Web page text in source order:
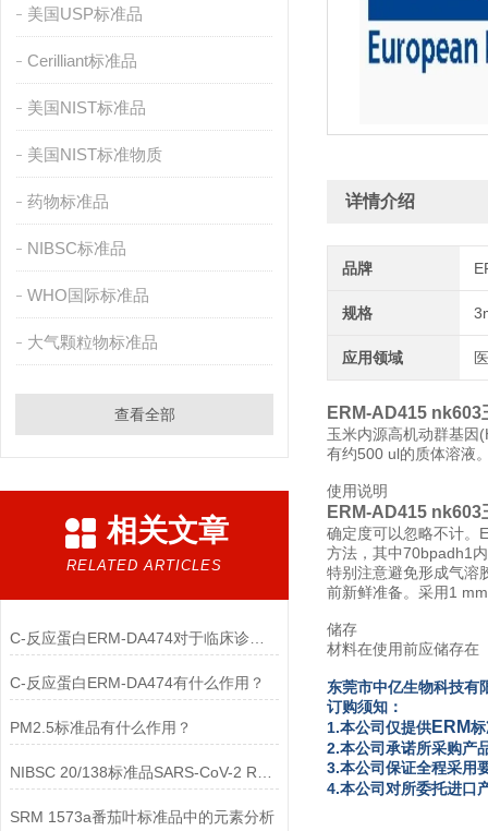
美国USP标准品
Cerilliant标准品
美国NIST标准品
美国NIST标准物质
药物标准品
NIBSC标准品
WHO国际标准品
大气颗粒物标准品
查看全部
相关文章
RELATED ARTICLES
C-反应蛋白ERM-DA474对于临床诊断至关重要
C-反应蛋白ERM-DA474有什么作用？
PM2.5标准品有什么作用？
SRM 1573a番茄叶标准品中的元素分析
详情介绍
品牌
规格
应用领域
ERM-AD415
玉米内源高机动群基因
有约500 ul的质体溶液
使用说明
ERM-AD415
确定度可以忽略不计。
方法，其中70bpadh1
特别注意避免形成气溶
前新鲜准备。采用1
储存
材料在使用前应储存在
东莞市中亿生物科技有
订购须知：
1.本公司仅提供ERM
2.本公司承诺所采购产
3.本公司保证全程采用
4.本公司对所委托进口